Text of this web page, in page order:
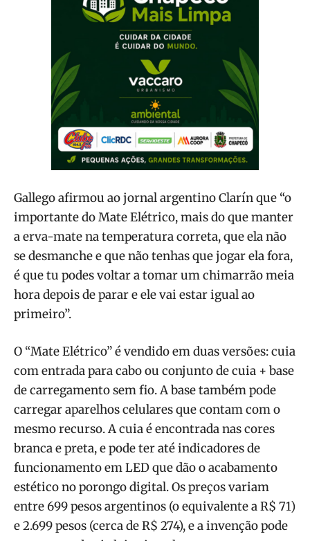
Gallego afirmou ao jornal argentino Clarín que “o
importante do Mate Elétrico, mais do que manter
a erva-mate na temperatura correta, que ela não
se desmanche e que não tenhas que jogar ela fora,
é que tu podes voltar a tomar um chimarrão meia
hora depois de parar e ele vai estar igual ao
primeiro”.
O “Mate Elétrico” é vendido em duas versões: cuia
com entrada para cabo ou conjunto de cuia + base
de carregamento sem fio. A base também pode
carregar aparelhos celulares que contam com o
mesmo recurso. A cuia é encontrada nas cores
branca e preta, e pode ter até indicadores de
funcionamento em LED que dão o acabamento
estético no porongo digital. Os preços variam
entre 699 pesos argentinos (o equivalente a R$ 71)
e 2.699 pesos (cerca de R$ 274), e a invenção pode